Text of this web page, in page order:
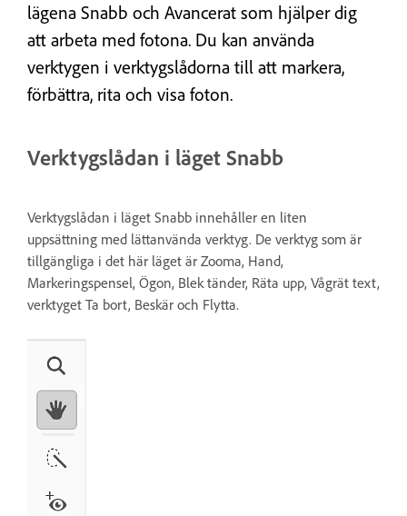
lägena Snabb och Avancerat som hjälper dig
att arbeta med fotona. Du kan använda
verktygen i verktygslådorna till att markera,
förbättra, rita och visa foton.
Verktygslådan i läget Snabb
Verktygslådan i läget Snabb innehåller en liten
uppsättning med lättanvända verktyg. De verktyg som är
tillgängliga i det här läget är Zooma, Hand,
Markeringspensel, Ögon, Blek tänder, Räta upp, Vågrät text,
verktyget Ta bort, Beskär och Flytta.